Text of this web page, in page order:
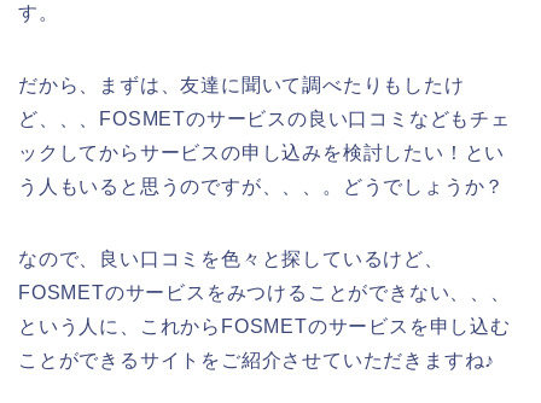
す。
だから、まずは、友達に聞いて調べたりもしたけ
ど、、、FOSMETのサービスの良い口コミなどもチェ
ックしてからサービスの申し込みを検討したい！とい
う人もいると思うのですが、、、。どうでしょうか？
なので、良い口コミを色々と探しているけど、
FOSMETのサービスをみつけることができない、、、
という人に、これからFOSMETのサービスを申し込む
ことができるサイトをご紹介させていただきますね♪